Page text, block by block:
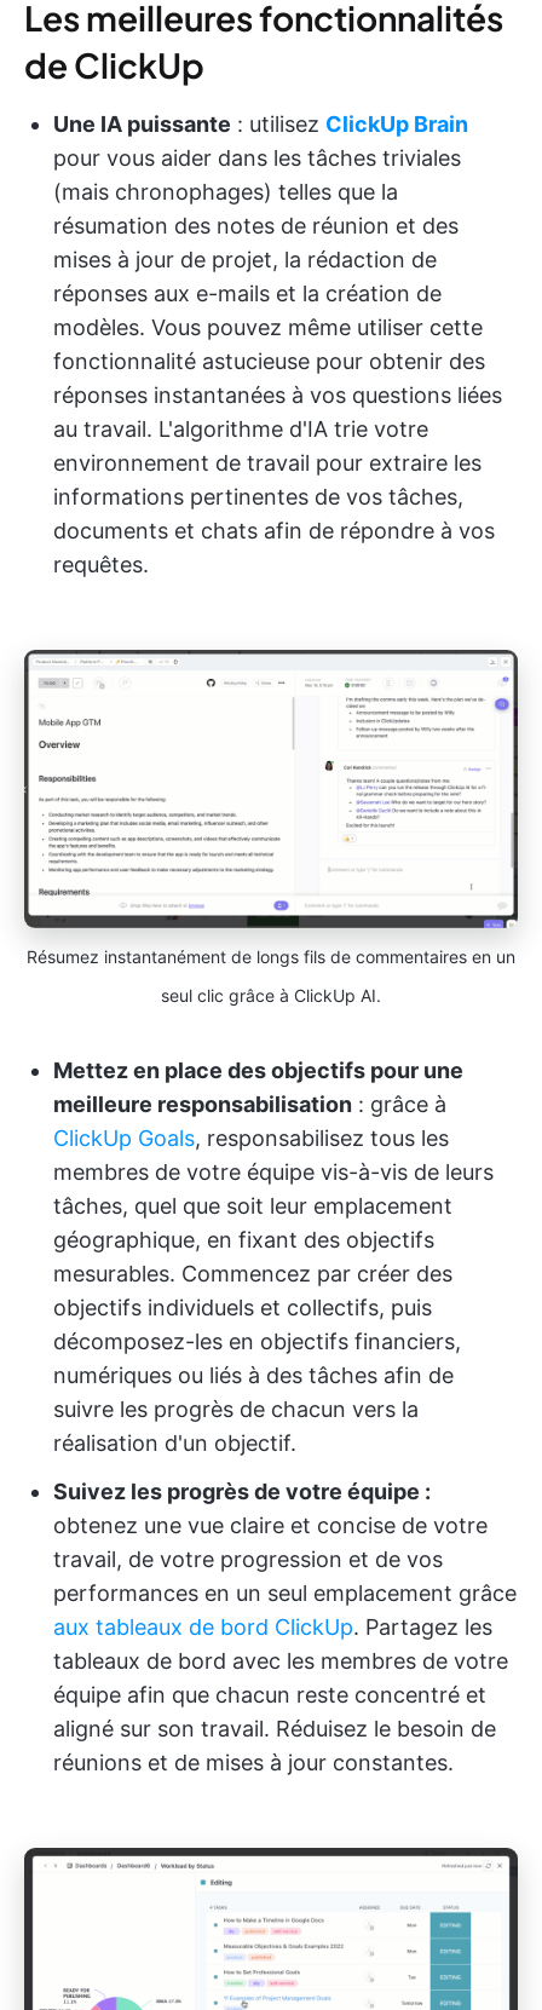
Les meilleures fonctionnalités
de ClickUp
Une IA puissante : utilisez ClickUp Brain
pour vous aider dans les tâches triviales
(mais chronophages) telles que la
résumation des notes de réunion et des
mises à jour de projet, la rédaction de
réponses aux e-mails et la création de
modèles. Vous pouvez même utiliser cette
fonctionnalité astucieuse pour obtenir des
réponses instantanées à vos questions liées
au travail. L'algorithme d'IA trie votre
environnement de travail pour extraire les
informations pertinentes de vos tâches,
documents et chats afin de répondre à vos
requêtes.
Résumez instantanément de longs fils de commentaires en un
seul clic grâce à ClickUp AI.
Mettez en place des objectifs pour une
meilleure responsabilisation : grâce à
ClickUp Goals, responsabilisez tous les
membres de votre équipe vis-à-vis de leurs
tâches, quel que soit leur emplacement
géographique, en fixant des objectifs
mesurables. Commencez par créer des
objectifs individuels et collectifs, puis
décomposez-les en objectifs financiers,
numériques ou liés à des tâches afin de
suivre les progrès de chacun vers la
réalisation d'un objectif.
Suivez les progrès de votre équipe :
obtenez une vue claire et concise de votre
travail, de votre progression et de vos
performances en un seul emplacement grâce
aux tableaux de bord ClickUp. Partagez les
tableaux de bord avec les membres de votre
équipe afin que chacun reste concentré et
aligné sur son travail. Réduisez le besoin de
réunions et de mises à jour constantes.